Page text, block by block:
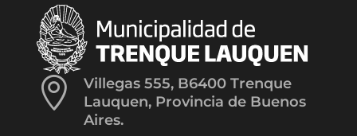

Villegas 555, B6400 Trenque
Lauquen, Provincia de Buenos
Aires.